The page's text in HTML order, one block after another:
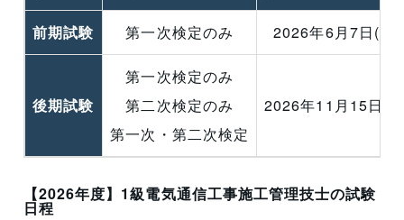
前期試験 第一次検定のみ 2026年6月7日(日)
後期試験
第一次検定のみ
第二次検定のみ
第一次・第二次検定
2026年11月15日(
【2026年度】1級電気通信工事施工管理技士の試験
日程